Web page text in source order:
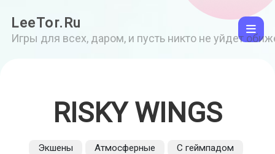
LeeTor.Ru
Игры для всех, даром, и пусть никто не уйдет
RISKY WINGS
Экшены Атмосферные
С геймпадом